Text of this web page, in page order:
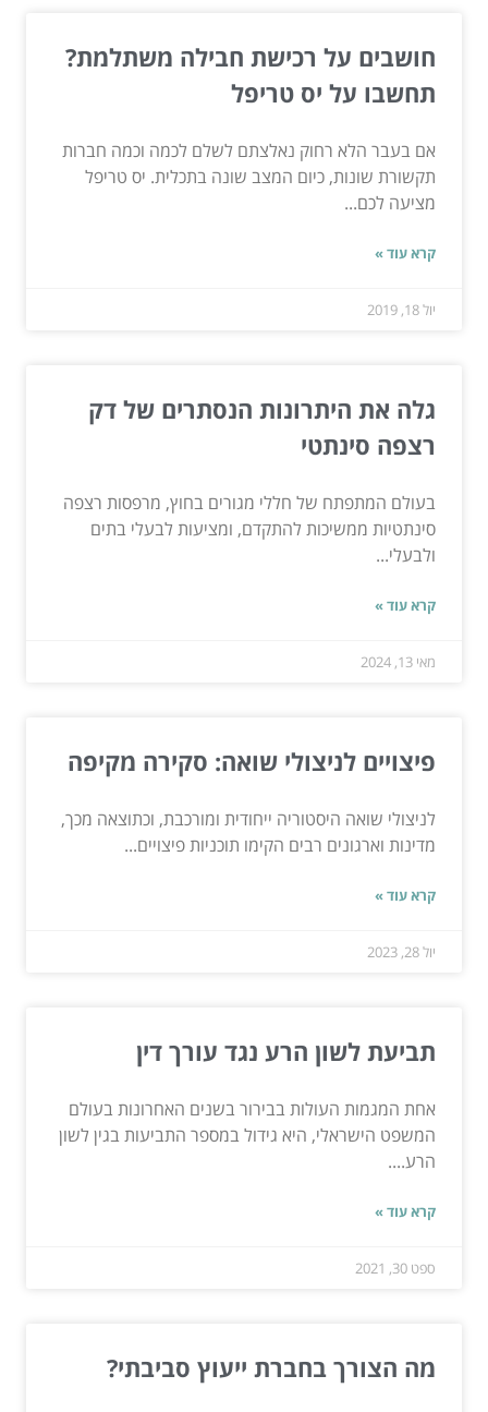
חושבים על רכישת חבילה משתלמת?
תחשבו על יס טריפל
אם בעבר הלא רחוק נאלצתם לשלם לכמה וכמה חברות
תקשורת שונות, כיום המצב שונה בתכלית. יס טריפל
מציעה לכם...
קרא עוד »
יול 18, 2019
גלה את היתרונות הנסתרים של דק
רצפה סינתטי
בעולם המתפתח של חללי מגורים בחוץ, מרפסות רצפה
סינתטיות ממשיכות להתקדם, ומציעות לבעלי בתים
ולבעלי...
קרא עוד »
מאי 13, 2024
פיצויים לניצולי שואה: סקירה מקיפה
לניצולי שואה היסטוריה ייחודית ומורכבת, וכתוצאה מכך,
מדינות וארגונים רבים הקימו תוכניות פיצויים...
קרא עוד »
יול 28, 2023
תביעת לשון הרע נגד עורך דין
אחת המגמות העולות בבירור בשנים האחרונות בעולם
המשפט הישראלי, היא גידול במספר התביעות בגין לשון
הרע....
קרא עוד »
ספט 30, 2021
מה הצורך בחברת ייעוץ סביבתי?